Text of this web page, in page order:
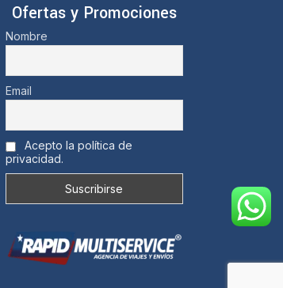
Ofertas y Promociones
Nombre
Email
Acepto la política de
privacidad.